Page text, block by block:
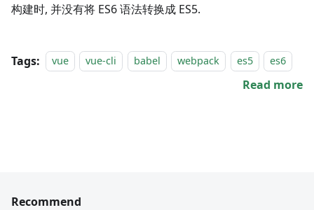
构建时, 并没有将 ES6 语法转换成 ES5.
Tags: vue vue-cli babel webpack es5 es6
Read more
Recommend